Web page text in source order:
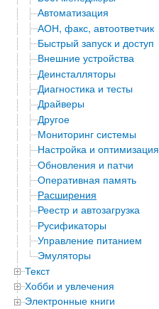
Автоматизация
АОН, факс, автоответчик
Быстрый запуск и доступ
Внешние устройства
Деинсталляторы
Диагностика и тесты
Драйверы
Другое
Мониторинг системы
Настройка и оптимизация
Обновления и патчи
Оперативная память
Расширения
Реестр и автозагрузка
Русификаторы
Управление питанием
Эмуляторы
Текст
Хобби и увлечения
Электронные книги